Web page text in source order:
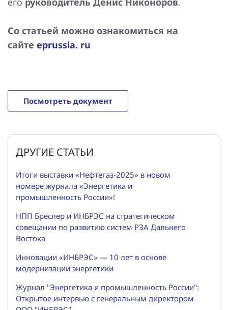
Промышленная автоматизация
Со статьей можно ознакомиться на
сайте eprussia. ru
Посмотреть документ
ДРУГИЕ СТАТЬИ
Итоги выставки «Нефтегаз-2025» в новом
номере журнала «Энергетика и
промышленность России»!
НПП Бреслер и ИНБРЭС на стратегическом
совещании по развитию систем РЗА Дальнего
Востока
Инновации «ИНБРЭС» — 10 лет в основе
модернизации энергетики
Журнал "Энергетика и промышленность России":
Открытое интервью с генеральным директором